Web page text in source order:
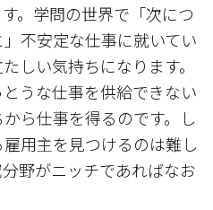
。学問の世界で「次につ
不安定な仕事に就いてい
しい気持ちになります。
うな仕事を供給できない
ら仕事を得るのです。し
用主を見つけるのは難し
野がニッチであればなお